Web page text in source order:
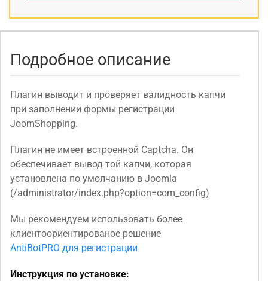
Подробное описание
Плагин выводит и проверяет валидность капчи
при заполнении формы регистрации
JoomShopping.
Плагин не имеет встроенной Captcha. Он
обеспечивает вывод той капчи, которая
установлена по умолчанию в Joomla
(/administrator/index.php?option=com_config)
Мы рекомендуем использовать более
клиентоориентированое решение
AntiBotPRO для регистрации
Инструкция по установке: